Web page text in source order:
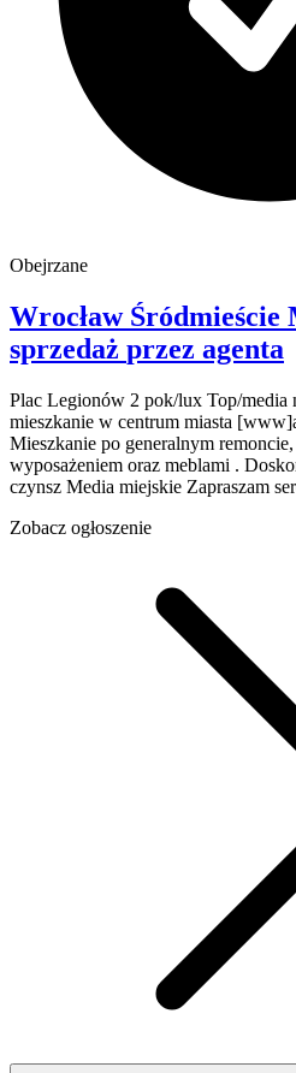
Obejrzane
Wrocław Śródmieście
sprzedaż przez agenta
Plac Legionów 2 pok/lux Top/media
mieszkanie w centrum miasta
Mieszkanie po generalnym
wyposażeniem oraz meblami .
czynsz Media miejskie Zapraszam
Zobacz ogłoszenie